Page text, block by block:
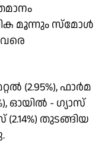
മൂന്നും സ്മോൾ
(2.95%), ഫാർമ
ഓയിൽ - ഗ്യാസ്
തുടങ്ങിയ